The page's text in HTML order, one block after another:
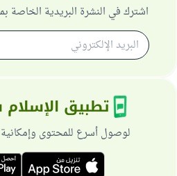
اشترك في النشرة البريدية الخاصة
تطبيق
لوصول أسرع للمحتوى